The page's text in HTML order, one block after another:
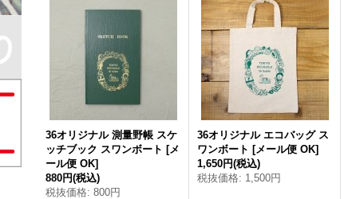
36オリジナル 測量野帳 スケ
ッチブック スワンボート [メ
ール便 OK]
880円(税込)
税抜価格: 800円
36オリジナル エコバッグ ス
ワンボート [メール便 OK]
1,650円(税込)
税抜価格: 1,500円